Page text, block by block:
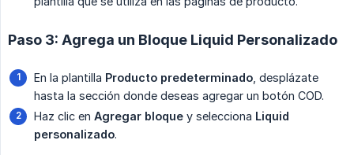
Paso 3: Agrega un Bloque Liquid Personalizado
En la plantilla Producto predeterminado , desplázate
hasta la sección donde deseas agregar un botón COD.
Haz clic en Agregar bloque y selecciona Liquid
personalizado.